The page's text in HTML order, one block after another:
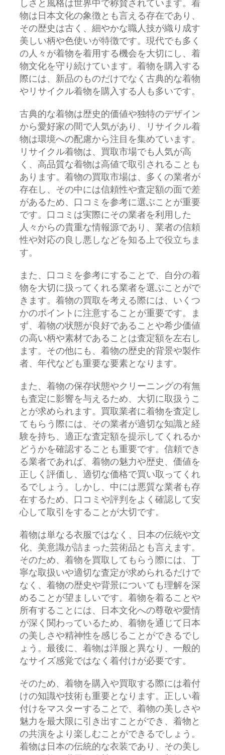
しさと風格は世界中で称賛されています。 着
物は日本文化の象徴とも言える存在であり、
その歴史は古く、細やかな職人技が織り成す
美しい柄や色使いが特徴です。現代でも多く
の人々が着物を着用する機会を大切にし、着
物文化を守り続けています。着物を購入する
際には、新品のものだけでなく古典的な着物
やリサイクル着物を購入する人も多いです。
古典的な着物は歴史的価値や独特のデザイン
から愛好家の間で人気があり、リサイクル着
物は環境への配慮から注目を集めています。
リサイクル着物は、買取市場でも人気が高
く、高品質な着物は高値で取引されることも
あります。着物の買取市場は、多くの業者が
存在し、その中には信頼性や査定額の面で差
があるため、口コミを参考に選ぶことが重要
です。口コミは実際にその業者を利用した
人々からの貴重な情報源であり、業者の信頼
性や対応の良し悪しなどを知る上で役立ちま
す。
また、口コミを参考にすることで、自分の着
物を大切に扱ってくれる業者を選ぶことがで
きます。着物の買取を考える際には、いくつ
かのポイントに注意することが重要です。ま
ず、着物の状態が良好であることや希少価値
の高い柄や素材であることは査定額を左右し
ます。その他にも、着物の歴史的背景や製作
者、年代なども重要な要素となります。
また、着物の保存状態やクリーニングの有無
も査定に影響を与えるため、大切に取扱うこ
とが求められます。買取業者に着物を査定し
てもらう際には、その業者が適切な知識と経
験を持ち、適正な査定額を提示してくれるか
どうかを確認することも重要です。信頼でき
る業者であれば、着物の魅力や歴史、価値を
正しく評価し、適切な価格で買い取ってくれ
るでしょう。しかし、中には悪質な業者も存
在するため、口コミや評判をよく確認して安
心して取引をすることが大切です。
着物は単なる衣服ではなく、日本の伝統や文
化、美意識が詰まった芸術品とも言えます。
そのため、着物を買取してもらう際には、丁
寧な取扱いや適切な査定が求められるだけで
なく、着物の歴史や背景についても理解を深
めることが望ましいです。着物を着ることや
所有することには、日本文化への尊敬や愛情
が深く関わっているため、着物を通じて日本
の美しさや精神性を感じることができるでし
ょう。最後に、着物は洋服と異なり、一般的
なサイズ感覚ではなく着付けが必要です。
そのため、着物を購入や買取する際には着付
けの知識や技術も重要となります。正しい着
付けをマスターすることで、着物の美しさや
魅力を最大限に引き出すことができ、着物と
の共演をより楽しむことができるでしょう。
着物は日本の伝統的な衣装であり、その美し